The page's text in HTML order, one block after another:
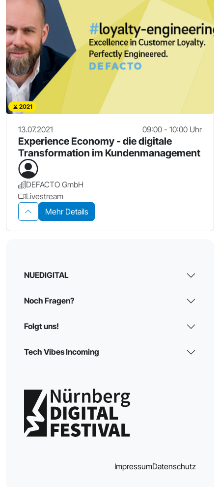
2021
13.07.2021 09:00 - 10:00 Uhr
Experience Economy - die digitale
Transformation im Kundenmanagement
DEFACTO GmbH
Livestream
Mehr Details
NUEDIGITAL
Noch Fragen?
Folgt uns!
Tech Vibes Incoming
ImpressumDatenschutz